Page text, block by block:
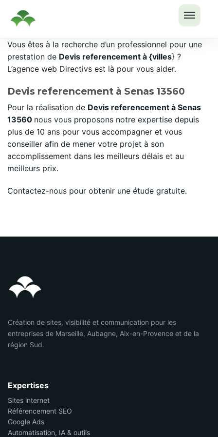
LE
Passer
au
contenu
Vous êtes à la recherche d’un professionnel pour une
prestation de Devis referencement à {villes} ?
L’agence web Directivs est là pour vous aider.
Devis referencement à Senas 13560
Pour la réalisation de Devis referencement à Senas
13560 nous vous proposons notre expertise depuis
plus de 10 ans pour vous accompagner et vous
conseiller afin de mener votre projet à son
accomplissement dans les meilleurs délais et au
meilleurs prix.
Contactez-nous pour obtenir une étude gratuite.
Création de sites, visibilité et communication pour les
entreprises de Marseille, Aubagne, Aix-en-Provence et de la
région Sud.
Expertises
Sites internet
Référencement SEO
Google Ads
Automatisation, IA & outils